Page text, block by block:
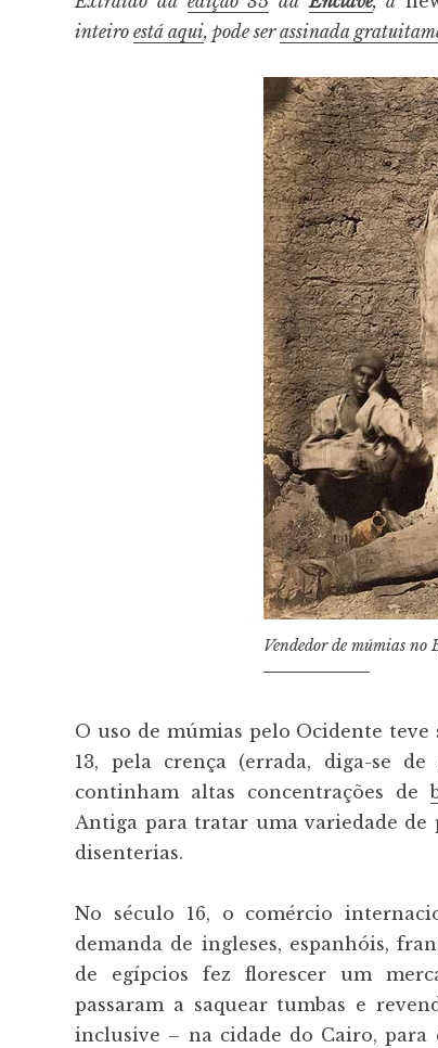
inteiroestá aqui, pode serassinada
Vendedor de múmias no
O uso de múmias pelo Ocidente
13, pela crença (errada, diga-se de
continham altas concentrações de
Antiga para tratar uma variedade de
disenterias.
No século 16, o comércio
demanda de ingleses, espanhóis,
de egípcios fez florescer um
passaram a saquear tumbas e
inclusive – na cidade do Cairo,